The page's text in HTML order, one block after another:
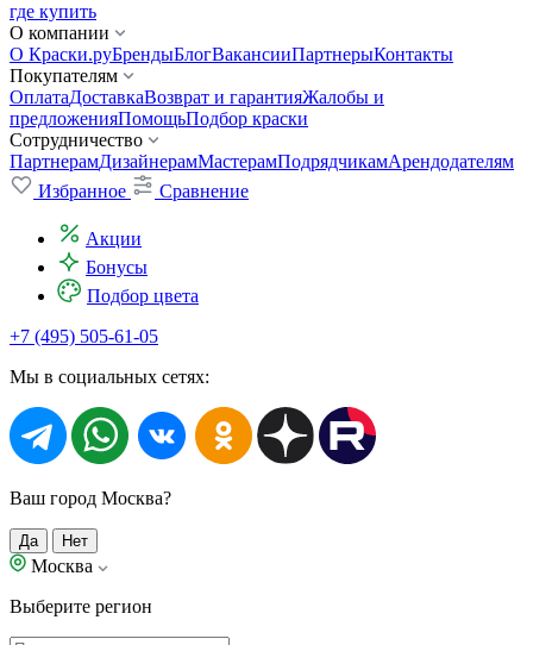
где купить
О компании
О Краски.руБрендыБлогВакансииПартнерыКонтакты
Покупателям
ОплатаДоставкаВозврат и гарантияЖалобы и
предложенияПомощьПодбор краски
Сотрудничество
ПартнерамДизайнерамМастерамПодрядчикамАрендодателям
Избранное
Сравнение
Акции
Бонусы
Подбор цвета
+7 (495) 505-61-05
Мы в социальных сетях:
Ваш город Москва?
Да Нет
Москва
Выберите регион